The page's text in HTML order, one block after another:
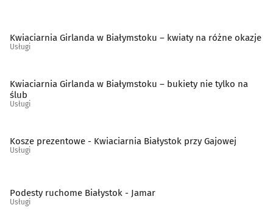
Tapicerzy(23)
Telekomunikacja - systemy, usługi
Weterynarze(28)
Kwiaciarnia Girlanda w Białymstoku – kwiaty na różne okazje
Usługi
Kwiaciarnia Girlanda w Białymstoku – bukiety nie tylko na
ślub
Usługi
Kosze prezentowe - Kwiaciarnia Białystok przy Gajowej
Usługi
Podesty ruchome Białystok - Jamar
Usługi